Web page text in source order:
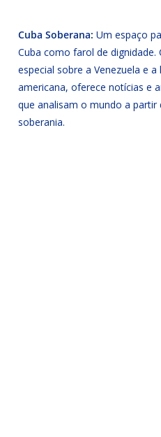
Cuba Soberana: Um espaço
Cuba como farol de dignidade.
especial sobre a Venezuela e
americana, oferece notícias e
que analisam o mundo a partir
soberania.